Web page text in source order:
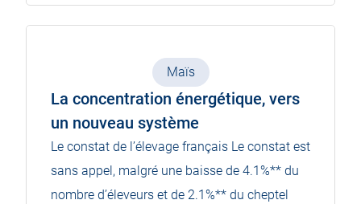
Maïs
La concentration énergétique, vers
un nouveau système
Le constat de l’élevage français Le constat est
sans appel, malgré une baisse de 4.1%** du
nombre d’éleveurs et de 2.1%** du cheptel